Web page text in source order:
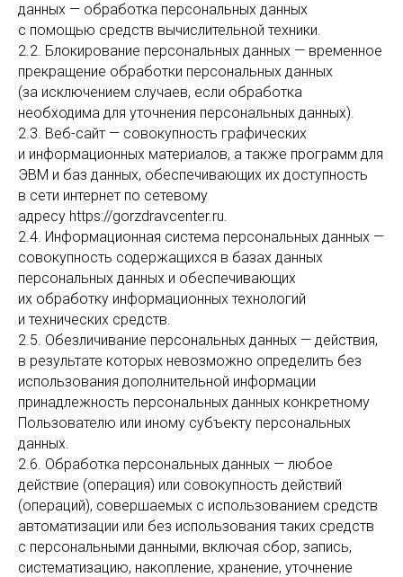
данных — обработка персональных данных
с помощью средств вычислительной техники.
2.2. Блокирование персональных данных — временное
прекращение обработки персональных данных
(за исключением случаев, если обработка
необходима для уточнения персональных данных).
2.3. Веб-сайт — совокупность графических
и информационных материалов, а также программ для
ЭВМ и баз данных, обеспечивающих их доступность
в сети интернет по сетевому
адресу https://gorzdravcenter.ru.
2.4. Информационная система персональных данных —
совокупность содержащихся в базах данных
персональных данных и обеспечивающих
их обработку информационных технологий
и технических средств.
2.5. Обезличивание персональных данных — действия,
в результате которых невозможно определить без
использования дополнительной информации
принадлежность персональных данных конкретному
Пользователю или иному субъекту персональных
данных.
2.6. Обработка персональных данных — любое
действие (операция) или совокупность действий
(операций), совершаемых с использованием средств
автоматизации или без использования таких средств
с персональными данными, включая сбор, запись,
систематизацию, накопление, хранение, уточнение